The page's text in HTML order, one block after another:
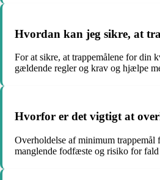
Hvordan kan jeg sikre, at
For at sikre, at trappemålene for din
gældende regler og krav og hjælpe
Hvorfor er det vigtigt at
Overholdelse af minimum trappemål
manglende fodfæste og risiko for fald